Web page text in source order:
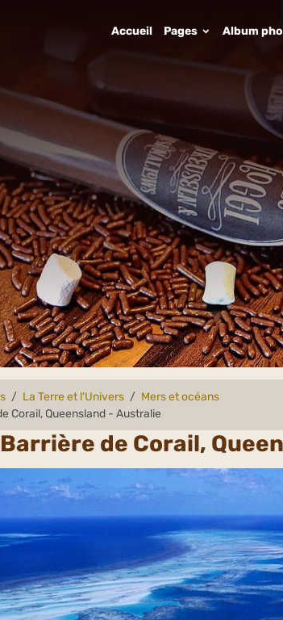
Accueil Pages Album
La Terre et l'Univers
Mers et océans
Corail, Queensland - Australie
de Corail,